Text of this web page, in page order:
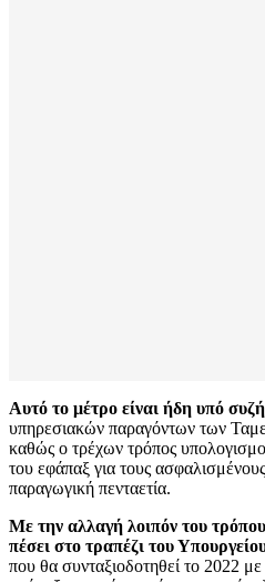
Αυτό το μέτρο είναι ήδη υπό
υπηρεσιακών παραγόντων των
καθώς ο τρέχων τρόπος
του εφάπαξ για τους
παραγωγική πενταετία.
Με την αλλαγή λοιπόν του
πέσει στο τραπέζι του
που θα συνταξιοδοτηθεί το 2022